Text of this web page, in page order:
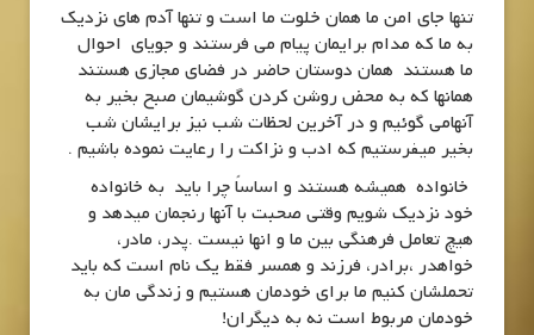
تنها جای امن ما همان خلوت ما است و تنها آدم های نزدیک
به ما که مدام برایمان پیام می فرستند و جویای احوال
ما هستند همان دوستان حاضر در فضای مجازی هستند
همانها که به محض روشن کردن گوشیمان صبح بخیر به
آنهامی گوئیم و در آخرین لحظات شب نیز برایشان شب
بخیر میفرستیم که ادب و نزاکت را رعایت نموده باشیم .
خانواده همیشه هستند و اساساً چرا باید به خانواده
خود نزدیک شویم وقتی صحبت با آنها رنجمان میدهد و
هیچ تعامل فرهنگی بین ما و انها نیست .پدر، مادر،
خواهدر ،برادر، فرزند و همسر فقط یک نام است که باید
تحملشان کنیم ما برای خودمان هستیم و زندگی مان به
خودمان مربوط است نه به دیگران!